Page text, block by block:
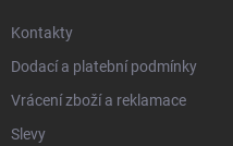
Kontakty
Dodací a platební podmínky
Vrácení zboží a reklamace
Slevy